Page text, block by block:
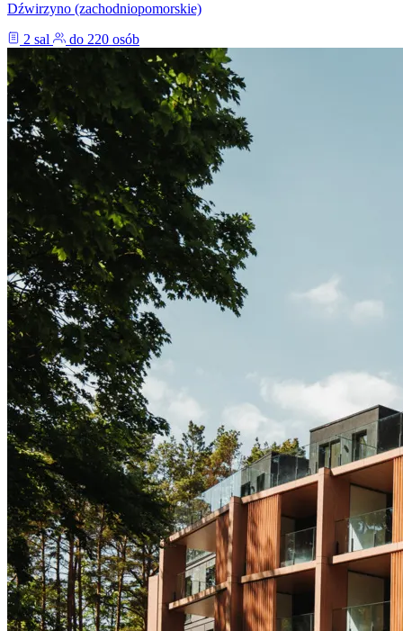
Dźwirzyno (zachodniopomorskie)
2 sal
do 220 osób